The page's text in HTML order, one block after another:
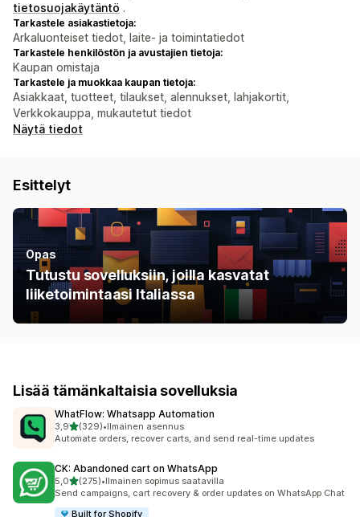
tietosuojakäytäntö .
Tarkastele asiakastietoja:
Arkaluonteiset tiedot, laite- ja toimintatiedot
Tarkastele henkilöstön ja avustajien tietoja:
Kaupan omistaja
Tarkastele ja muokkaa kaupan tietoja:
Asiakkaat, tuotteet, tilaukset, alennukset, lahjakortit,
Verkkokauppa, mukautetut tiedot
Näytä tiedot
Esittelyt
Opas
Tutustu sovelluksiin, joilla kasvatat
liiketoimintaasi Italiassa
Lisää tämänkaltaisia sovelluksia
WhatFlow: Whatsapp Automation
3,9/ 5 tähteä
(329)
329 arvostelua yhteensä
•Ilmainen asennus
Automate orders, recover carts, and send real-time updates
CK: Abandoned cart on WhatsApp
5,0/ 5 tähteä
(275)
275 arvostelua yhteensä
•Ilmainen sopimus saatavilla
Send campaigns, cart recovery & order updates on WhatsApp Chat
Built for Shopify